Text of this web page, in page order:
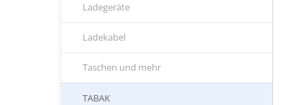
Ladegeräte
Ladekabel
Taschen und mehr
TABAK